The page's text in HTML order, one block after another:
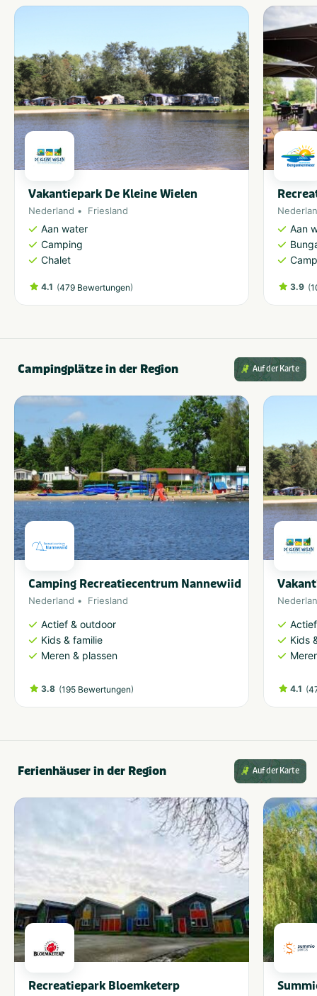
Vakantiepark De Kleine Wielen
Nederland Friesland
Aan water
Camping
Chalet
4.1 (479 Bewertungen)
Aan
3.9 (
Campingplätze in der Region Auf der Karte
Camping Recreatiecentrum Nannewiid
Nederland Friesland
Actief & outdoor
Kids & familie
Meren & plassen
3.8 (195 Bewertungen)
Kids
4.1 (
Ferienhäuser in der Region Auf der Karte
Recreatiepark Bloemketerp